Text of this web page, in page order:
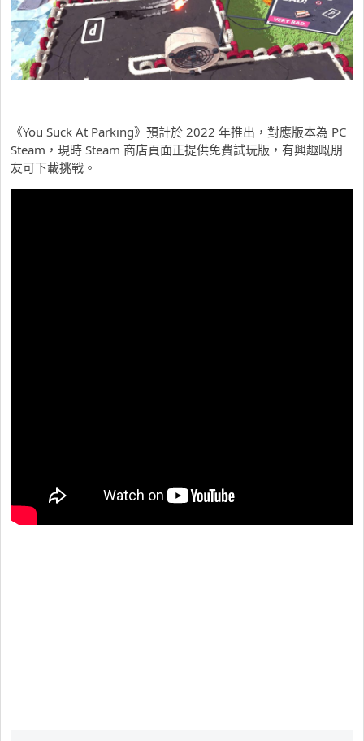
《You Suck At Parking》預計於 2022 年推出，對應版本為 PC
Steam，現時 Steam 商店頁面正提供免費試玩版，有興趣嘅朋
友可下載挑戰。